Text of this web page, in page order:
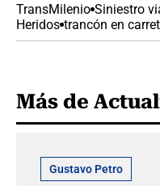
TransMilenio Siniestro
Heridos trancón en
Más de
Gustavo Petro